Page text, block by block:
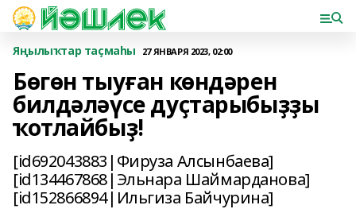
Яңылыҡтар таҫмаһы 27 ЯНВАРЯ 2023, 02:00
Бөгөн тыуған көндәрен
билдәләүсе дуҫтарыбыҙҙы
ҡотлайбыҙ!
[id692043883|Фируза Алсынбаева]
[id134467868|Эльнара Шаймарданова]
[id152866894|Ильгиза Байчурина]